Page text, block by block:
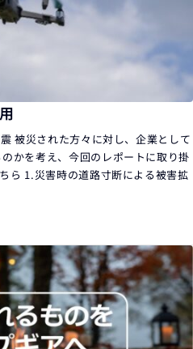
被災された方々に対し、企業として
かを考え、今回のレポートに取り掛
ら 1.災害時の道路寸断による被害拡